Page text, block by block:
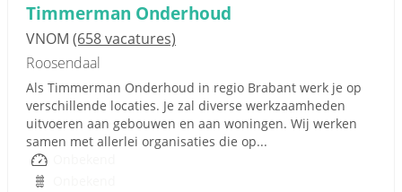
Timmerman Onderhoud
VNOM (658 vacatures)
Roosendaal
Als Timmerman Onderhoud in regio Brabant werk je op
verschillende locaties. Je zal diverse werkzaamheden
uitvoeren aan gebouwen en aan woningen. Wij werken
samen met allerlei organisaties die op...